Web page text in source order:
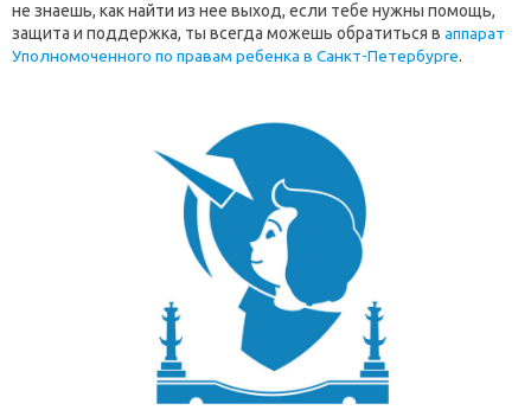
не знаешь, как найти из нее выход, если тебе нужны помощь,
защита и поддержка, ты всегда можешь обратиться в аппарат
Уполномоченного по правам ребенка в Санкт-Петербурге.